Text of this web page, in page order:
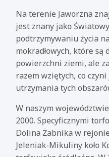
Na terenie Jaworzna
jest znany jako
podtrzymywaniu życia
mokradłowych, które
powierzchni ziemi, ale
razem wziętych, co
utrzymania tych
W naszym
2000. Specyficznymi
Dolina Żabnika w
Jeleniak-Mikuliny koło